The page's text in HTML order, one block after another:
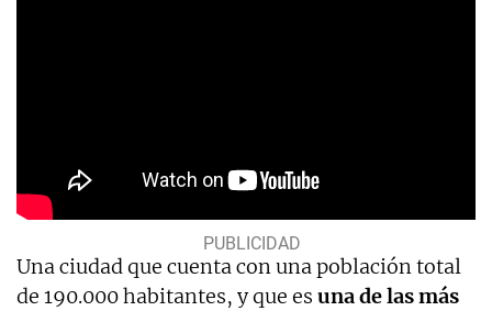
Una ciudad que cuenta con una población total
de 190.000 habitantes, y que es una de las más